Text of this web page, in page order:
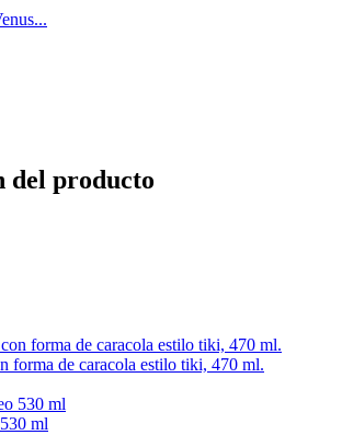
del producto
forma de caracola estilo tiki, 470 ml.
ml